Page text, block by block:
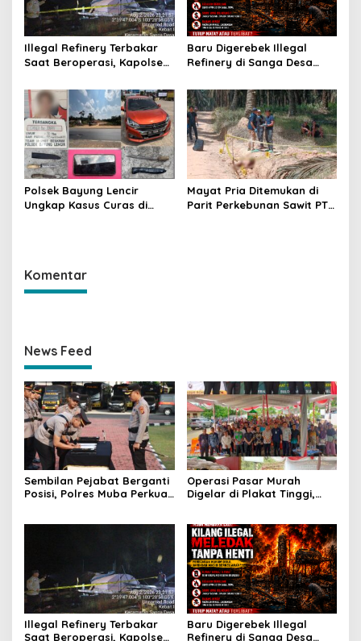
Illegal Refinery Terbakar
Saat Beroperasi, Kapolsek
Penindakan dan
Pencegahan Terus
Dilakukan
Baru Digerebek Illegal
Refinery di Sanga Desa
Hukum Dipertanyakan
Polsek Bayung Lencir
Ungkap Kasus Curas di
Mayat Pria Ditemukan di
Parit Perkebunan Sawit PT
Komentar
News Feed
Sembilan Pejabat Berganti
Posisi, Polres Muba Perkuat
Operasi Pasar Murah
Digelar di Plakat Tinggi,
Beban Warga
Illegal Refinery Terbakar
Saat Beroperasi, Kapolsek
Baru Digerebek Illegal
Refinery di Sanga Desa